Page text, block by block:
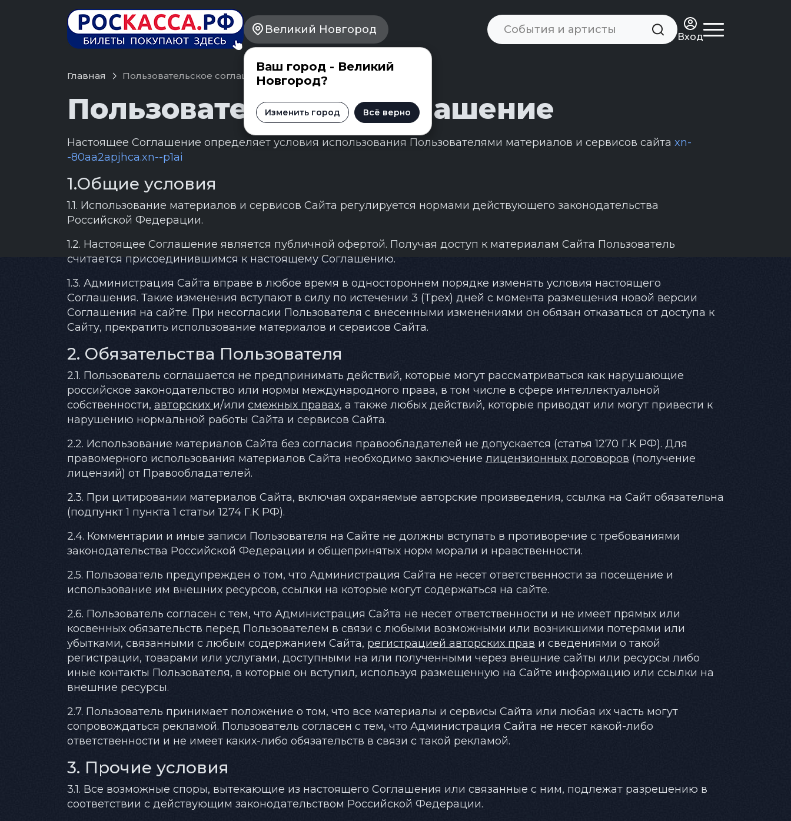
Великий Новгород
Ваш город - Великий
Новгород?
Изменить город Всё верно
Вход
Главная Пользовательское соглашение
Пользовательское соглашение
Настоящее Соглашение определяет условия использования Пользователями материалов и сервисов сайта xn-
-80aa2apjhca.xn--p1ai
1.Общие условия
1.1. Использование материалов и сервисов Сайта регулируется нормами действующего законодательства
Российской Федерации.
1.2. Настоящее Соглашение является публичной офертой. Получая доступ к материалам Сайта Пользователь
считается присоединившимся к настоящему Соглашению.
1.3. Администрация Сайта вправе в любое время в одностороннем порядке изменять условия настоящего
Соглашения. Такие изменения вступают в силу по истечении 3 (Трех) дней с момента размещения новой версии
Соглашения на сайте. При несогласии Пользователя с внесенными изменениями он обязан отказаться от доступа к
Сайту, прекратить использование материалов и сервисов Сайта.
2. Обязательства Пользователя
2.1. Пользователь соглашается не предпринимать действий, которые могут рассматриваться как нарушающие
российское законодательство или нормы международного права, в том числе в сфере интеллектуальной
собственности, авторских и/или смежных правах, а также любых действий, которые приводят или могут привести к
нарушению нормальной работы Сайта и сервисов Сайта.
2.2. Использование материалов Сайта без согласия правообладателей не допускается (статья 1270 Г.К РФ). Для
правомерного использования материалов Сайта необходимо заключение лицензионных договоров (получение
лицензий) от Правообладателей.
2.3. При цитировании материалов Сайта, включая охраняемые авторские произведения, ссылка на Сайт обязательна
(подпункт 1 пункта 1 статьи 1274 Г.К РФ).
2.4. Комментарии и иные записи Пользователя на Сайте не должны вступать в противоречие с требованиями
законодательства Российской Федерации и общепринятых норм морали и нравственности.
2.5. Пользователь предупрежден о том, что Администрация Сайта не несет ответственности за посещение и
использование им внешних ресурсов, ссылки на которые могут содержаться на сайте.
2.6. Пользователь согласен с тем, что Администрация Сайта не несет ответственности и не имеет прямых или
косвенных обязательств перед Пользователем в связи с любыми возможными или возникшими потерями или
убытками, связанными с любым содержанием Сайта, регистрацией авторских прав и сведениями о такой
регистрации, товарами или услугами, доступными на или полученными через внешние сайты или ресурсы либо
иные контакты Пользователя, в которые он вступил, используя размещенную на Сайте информацию или ссылки на
внешние ресурсы.
2.7. Пользователь принимает положение о том, что все материалы и сервисы Сайта или любая их часть могут
сопровождаться рекламой. Пользователь согласен с тем, что Администрация Сайта не несет какой-либо
ответственности и не имеет каких-либо обязательств в связи с такой рекламой.
3. Прочие условия
3.1. Все возможные споры, вытекающие из настоящего Соглашения или связанные с ним, подлежат разрешению в
соответствии с действующим законодательством Российской Федерации.